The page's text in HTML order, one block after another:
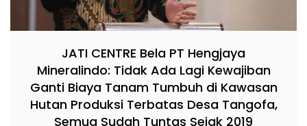
JATI CENTRE Bela PT Hengjaya
Mineralindo: Tidak Ada Lagi Kewajiban
Ganti Biaya Tanam Tumbuh di Kawasan
Hutan Produksi Terbatas Desa Tangofa,
Semua Sudah Tuntas Sejak 2019